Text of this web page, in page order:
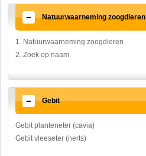
Natuurwaarneming zoogdieren
1. Natuurwaarneming zoogdieren
2. Zoek op naam
Gebit
Gebit planteneter (cavia)
Gebit vleeseter (nerts)